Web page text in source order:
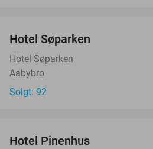
Hotel Søparken
Hotel Søparken
Aabybro
Solgt: 92
Hotel Pinenhus